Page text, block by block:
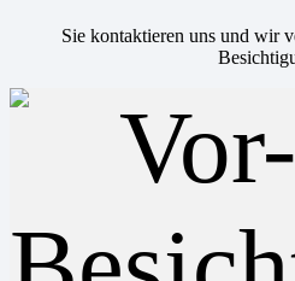
Sie kontaktieren uns und wir